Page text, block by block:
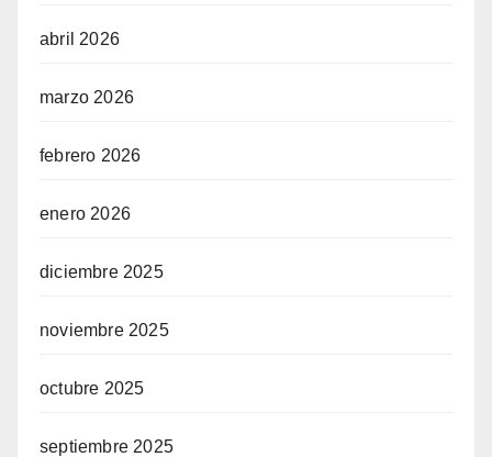
abril 2026
marzo 2026
febrero 2026
enero 2026
diciembre 2025
noviembre 2025
octubre 2025
septiembre 2025